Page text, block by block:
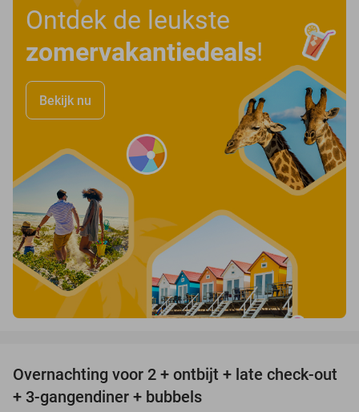
Ontdek de leukste
zomervakantiedeals!
Bekijk nu
46%
Overnachting voor 2 + ontbijt + late check-out
+ 3-gangendiner + bubbels